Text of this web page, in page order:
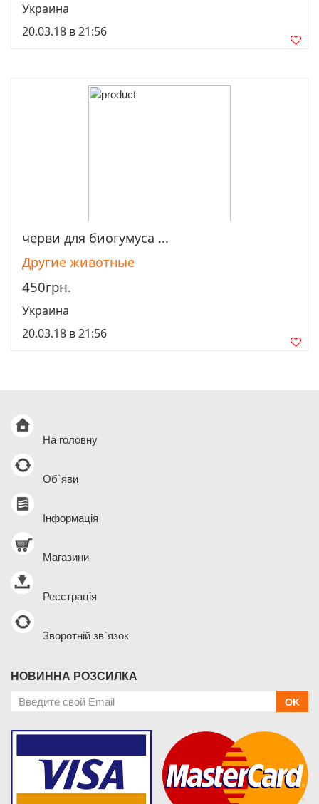
Украина
20.03.18 в 21:56
Просмотреть
черви для биогумуса ...
Другие животные
450грн.
Украина
20.03.18 в 21:56
На головну
Об`яви
Інформація
Магазини
Реєстрація
Зворотній зв`язок
НОВИННА РОЗСИЛКА
OK